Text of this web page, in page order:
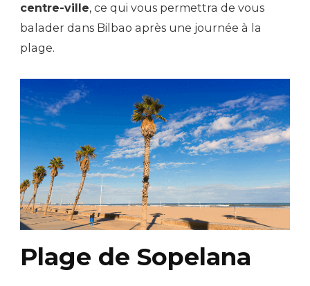
centre-ville, ce qui vous permettra de vous
balader dans Bilbao après une journée à la
plage.
Plage de Sopelana